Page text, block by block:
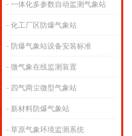
一体化多参数自动监测气象站
化工厂区防爆气象站
防爆气象站设备安装标准
微气象在线监测装置
四气两尘微型气象站
新材料防爆气象站
草原气象环境监测系统